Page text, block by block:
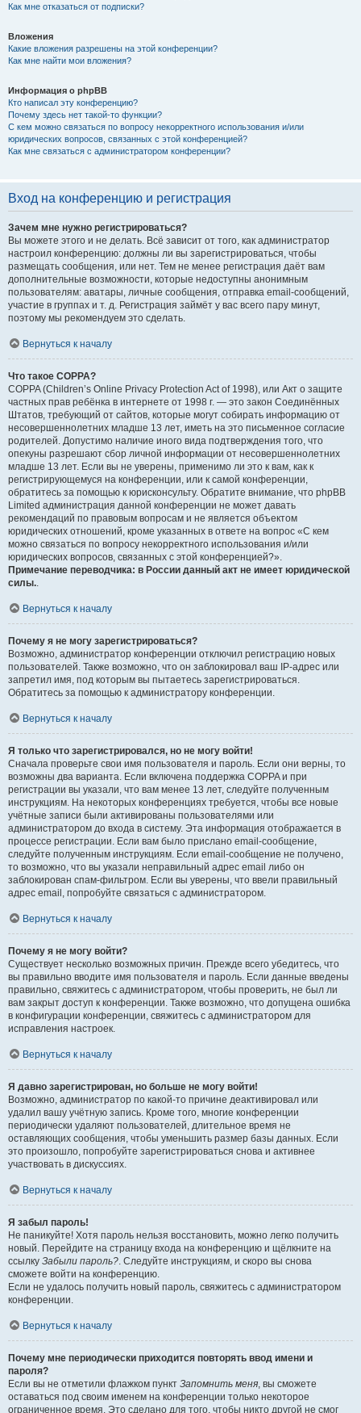
Как мне отказаться от подписки?
Вложения
Какие вложения разрешены на этой конференции?
Как мне найти мои вложения?
Информация о phpBB
Кто написал эту конференцию?
Почему здесь нет такой-то функции?
С кем можно связаться по вопросу некорректного использования и/или
юридических вопросов, связанных с этой конференцией?
Как мне связаться с администратором конференции?
Вход на конференцию и регистрация
Зачем мне нужно регистрироваться?
Вы можете этого и не делать. Всё зависит от того, как администратор
настроил конференцию: должны ли вы зарегистрироваться, чтобы
размещать сообщения, или нет. Тем не менее регистрация даёт вам
дополнительные возможности, которые недоступны анонимным
пользователям: аватары, личные сообщения, отправка email-сообщений,
участие в группах и т. д. Регистрация займёт у вас всего пару минут,
поэтому мы рекомендуем это сделать.
Вернуться к началу
Что такое COPPA?
COPPA (Children’s Online Privacy Protection Act of 1998), или Акт о защите
частных прав ребёнка в интернете от 1998 г. — это закон Соединённых
Штатов, требующий от сайтов, которые могут собирать информацию от
несовершеннолетних младше 13 лет, иметь на это письменное согласие
родителей. Допустимо наличие иного вида подтверждения того, что
опекуны разрешают сбор личной информации от несовершеннолетних
младше 13 лет. Если вы не уверены, применимо ли это к вам, как к
регистрирующемуся на конференции, или к самой конференции,
обратитесь за помощью к юрисконсульту. Обратите внимание, что phpBB
Limited администрация данной конференции не может давать
рекомендаций по правовым вопросам и не является объектом
юридических отношений, кроме указанных в ответе на вопрос «С кем
можно связаться по вопросу некорректного использования и/или
юридических вопросов, связанных с этой конференцией?».
Примечание переводчика: в России данный акт не имеет юридической
силы..
Вернуться к началу
Почему я не могу зарегистрироваться?
Возможно, администратор конференции отключил регистрацию новых
пользователей. Также возможно, что он заблокировал ваш IP-адрес или
запретил имя, под которым вы пытаетесь зарегистрироваться.
Обратитесь за помощью к администратору конференции.
Вернуться к началу
Я только что зарегистрировался, но не могу войти!
Сначала проверьте свои имя пользователя и пароль. Если они верны, то
возможны два варианта. Если включена поддержка COPPA и при
регистрации вы указали, что вам менее 13 лет, следуйте полученным
инструкциям. На некоторых конференциях требуется, чтобы все новые
учётные записи были активированы пользователями или
администратором до входа в систему. Эта информация отображается в
процессе регистрации. Если вам было прислано email-сообщение,
следуйте полученным инструкциям. Если email-сообщение не получено,
то возможно, что вы указали неправильный адрес email либо он
заблокирован спам-фильтром. Если вы уверены, что ввели правильный
адрес email, попробуйте связаться с администратором.
Вернуться к началу
Почему я не могу войти?
Существует несколько возможных причин. Прежде всего убедитесь, что
вы правильно вводите имя пользователя и пароль. Если данные введены
правильно, свяжитесь с администратором, чтобы проверить, не был ли
вам закрыт доступ к конференции. Также возможно, что допущена ошибка
в конфигурации конференции, свяжитесь с администратором для
исправления настроек.
Вернуться к началу
Я давно зарегистрирован, но больше не могу войти!
Возможно, администратор по какой-то причине деактивировал или
удалил вашу учётную запись. Кроме того, многие конференции
периодически удаляют пользователей, длительное время не
оставляющих сообщения, чтобы уменьшить размер базы данных. Если
это произошло, попробуйте зарегистрироваться снова и активнее
участвовать в дискуссиях.
Вернуться к началу
Я забыл пароль!
Не паникуйте! Хотя пароль нельзя восстановить, можно легко получить
новый. Перейдите на страницу входа на конференцию и щёлкните на
ссылку Забыли пароль?. Следуйте инструкциям, и скоро вы снова
сможете войти на конференцию.
Если не удалось получить новый пароль, свяжитесь с администратором
конференции.
Вернуться к началу
Почему мне периодически приходится повторять ввод имени и
пароля?
Если вы не отметили флажком пункт Запомнить меня, вы сможете
оставаться под своим именем на конференции только некоторое
ограниченное время. Это сделано для того, чтобы никто другой не смог